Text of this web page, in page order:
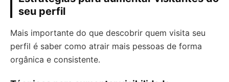
seu perfil
Mais importante do que descobrir quem visita seu
perfil é saber como atrair mais pessoas de forma
orgânica e consistente.